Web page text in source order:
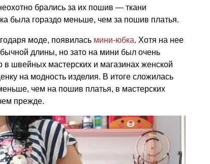
брались за их пошив — ткани
была гораздо меньше, чем за пошив платья.
моде, появилась мини-юбка. Хотя на нее
длины, но зато на мини был очень
в швейных мастерских и магазинах женской
на модность изделия. В итоге сложилась
чем на пошив платья, в мастерских
прежде.